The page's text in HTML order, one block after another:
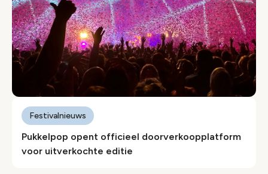
Pukkelpop opent officieel doorverkoopplatform
voor uitverkochte editie
Festivalnieuws